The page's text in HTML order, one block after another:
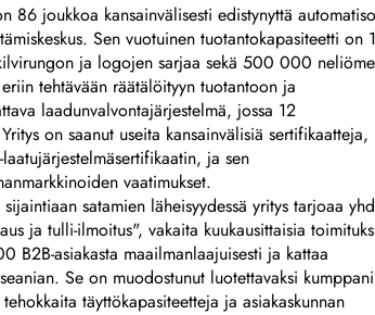
joukkoa kansainvälisesti edistynyttä
Sen vuotuinen tuotantokapasiteetti on
ja logojen sarjaa sekä 500 000
tehtävään räätälöityyn tuotantoon ja
laadunvalvontajärjestelmä, jossa 12
on saanut useita kansainvälisiä sertifikaatteja,
ja sen
vaatimukset.
satamien läheisyydessä yritys tarjoaa
ja tulli-ilmoitus", vakaita kuukausittaisia
asiakasta maailmanlaajuisesti ja kattaa
Se on muodostunut luotettavaksi
täyttökapasiteetteja ja asiakaskunnan